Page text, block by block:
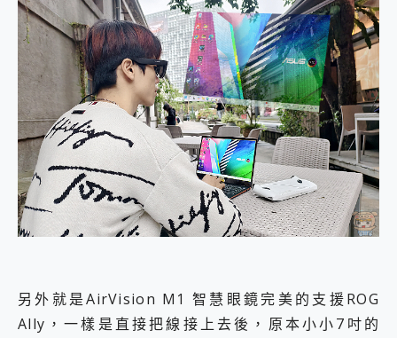
另外就是AirVision M1 智慧眼鏡完美的支援ROG
Ally，一樣是直接把線接上去後，原本小小7吋的